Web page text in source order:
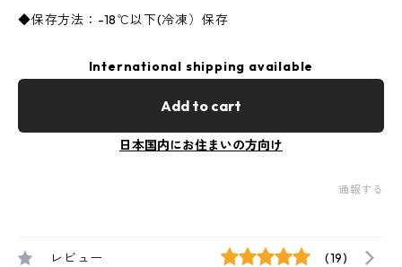
◆保存方法：-18℃以下(冷凍）保存
International shipping available
Add to cart
日本国内にお住まいの方向け
通報する
レビュー (19)